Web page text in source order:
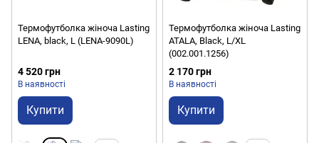
Термофутболка жіноча Lasting
LENA, black, L (LENA-9090L)
4 520 грн
В наявності
Купити
Термофутболка жіноча Lasting
ATALA, Black, L/XL
(002.001.1256)
2 170 грн
В наявності
Купити